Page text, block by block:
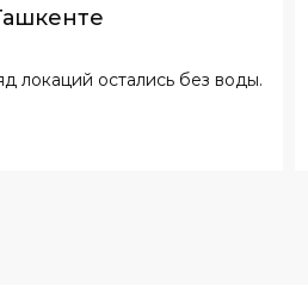
локаций остались без воды.